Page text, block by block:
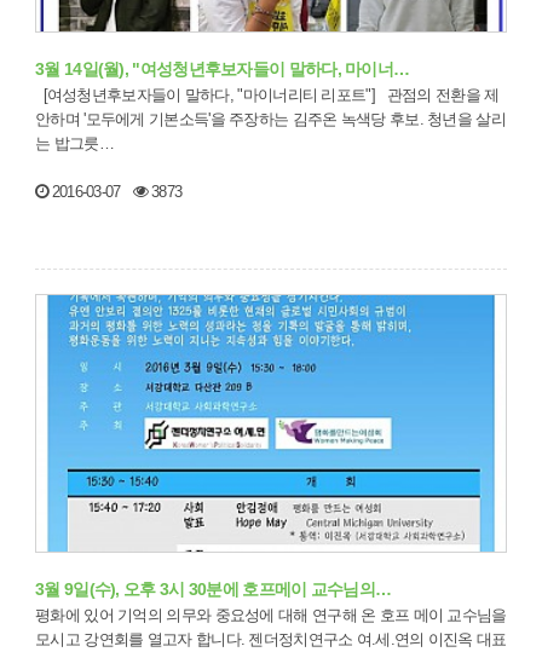
3월 14일(월), "여성청년후보자들이 말하다, 마이너…
안하며 '모두에게 기본소득'을 주장하는 김주온 녹색당 후보. 청년을 살리
는 밥그릇…
2016-03-07 3873
3월 9일(수), 오후 3시 30분에 호프메이 교수님의…
평화에 있어 기억의 의무와 중요성에 대해 연구해 온 호프 메이 교수님을
모시고 강연회를 열고자 합니다. 젠더정치연구소 여.세.연의 이진옥 대표